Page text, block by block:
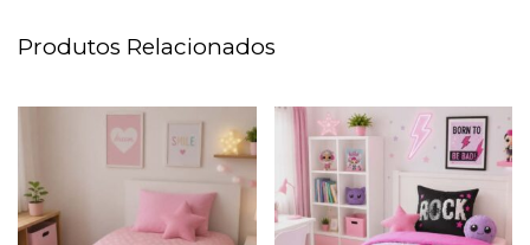
Produtos Relacionados